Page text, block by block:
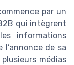
par un
qui intègrent
informations
l’annonce de sa
médias